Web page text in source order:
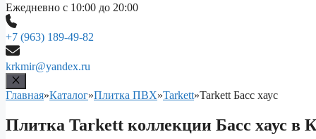
Ежедневно с 10:00 до 20:00
+7 (963) 189-49-82
krkmir@yandex.ru
Главная»Каталог»Плитка ПВХ»Tarkett»Tarkett Басс хаус
Плитка Tarkett коллекции Басс хаус в